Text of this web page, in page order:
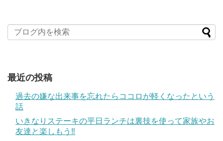
最近の投稿
過去の嫌な出来事を忘れたらココロが軽くなったという
話
いきなりステーキの平日ランチは裏技を使って家族やお
友達と楽しもう‼